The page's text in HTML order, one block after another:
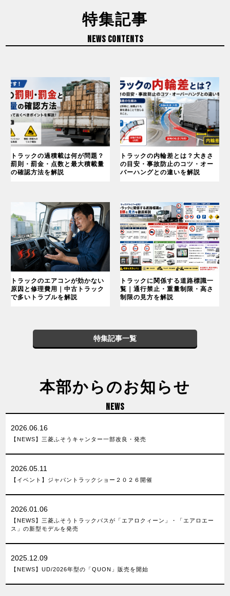
特集記事
NEWS CONTENTS
トラックの過積載は何が問題？
罰則・罰金・点数と最大積載量
の確認方法を解説
トラックの内輪差とは？大きさ
の目安・事故防止のコツ・オー
バーハングとの違いを解説
トラックのエアコンが効かない
原因と修理費用｜中古トラック
で多いトラブルを解説
トラックに関係する道路標識一
覧｜通行禁止・重量制限・高さ
制限の見方を解説
特集記事一覧
本部からのお知らせ
NEWS
2026.06.16
【NEWS】三菱ふそうキャンター一部改良・発売
2026.05.11
【イベント】ジャパントラックショー２０２６開催
2026.01.06
【NEWS】三菱ふそうトラックバスが「エアロクィーン」・「エアロエー
ス」の新型モデルを発売
2025.12.09
【NEWS】UD/2026年型の「QUON」販売を開始